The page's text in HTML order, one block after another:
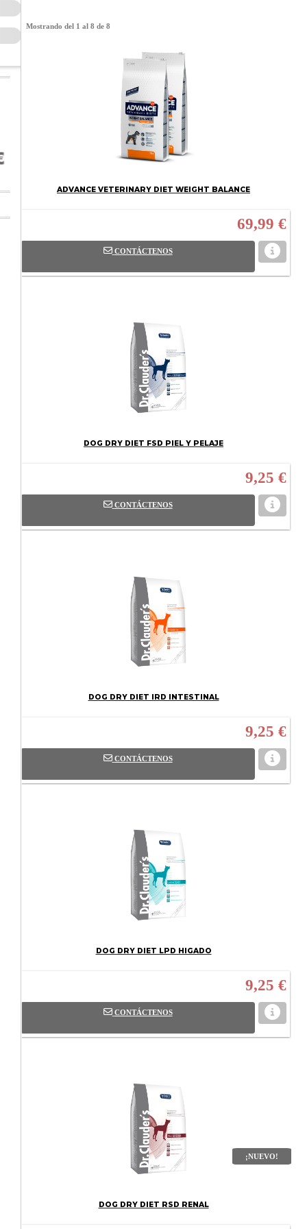
Mostrando del 1 al 8 de 8
ADVANCE VETERINARY DIET WEIGHT BALANCE
69,99 €
CONTÁCTENOS
DOG DRY DIET FSD PIEL Y PELAJE
9,25 €
CONTÁCTENOS
DOG DRY DIET IRD INTESTINAL
9,25 €
CONTÁCTENOS
DOG DRY DIET LPD HIGADO
9,25 €
CONTÁCTENOS
¡NUEVO!
DOG DRY DIET RSD RENAL